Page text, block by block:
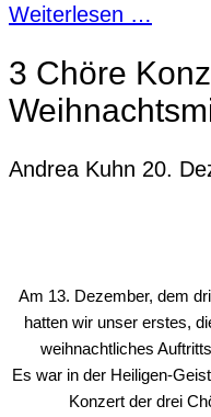
Weiterlesen …
3 Chöre
Andrea Kuhn 20.
Am 13. Dezember, dem
hatten wir unser erstes,
weihnachtliches
Es war in der Heiligen-
Konzert der drei